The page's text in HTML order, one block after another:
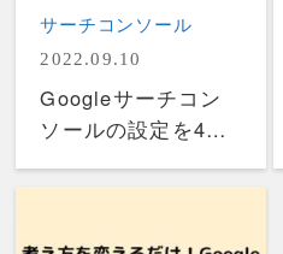
サーチコンソール
2022.09.10
Googleサーチコン
ソールの設定を4つ
方もご紹介